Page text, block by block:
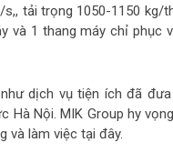
tải trọng 1050-1150 kg/
và 1 thang máy chỉ
dịch vụ tiện ích đã
Hà Nội. MIK Group hy
và làm việc tại đây.